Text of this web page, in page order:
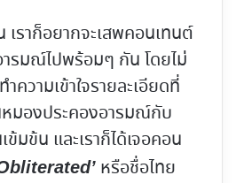
ราก็อยากจะเสพคอนเทนต์
รมณ์ไปพร้อมๆ กัน โดยไม่
วามเข้าใจรายละเอียดที่
มองประคองอารมณ์กับ
ข้มข้น และเราก็ได้เจอคอน
หรือชื่อไทย